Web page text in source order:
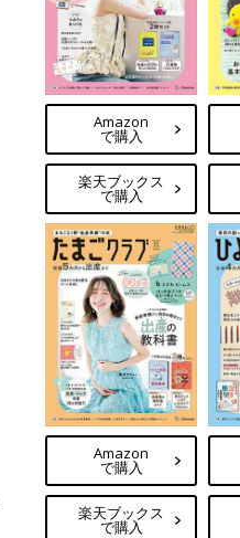
Amazon
で購入
楽天ブックス
で購入
Amazon
で購入
楽天ブックス
で購入